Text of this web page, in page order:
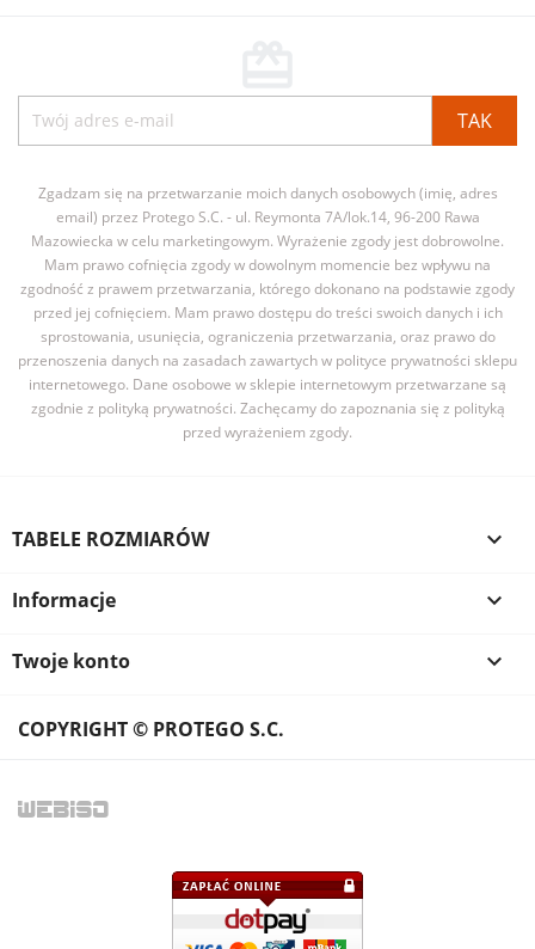
Zgadzam się na przetwarzanie moich danych osobowych (imię, adres
email) przez Protego S.C. - ul. Reymonta 7A/lok.14, 96-200 Rawa
Mazowiecka w celu marketingowym. Wyrażenie zgody jest dobrowolne.
Mam prawo cofnięcia zgody w dowolnym momencie bez wpływu na
zgodność z prawem przetwarzania, którego dokonano na podstawie zgody
przed jej cofnięciem. Mam prawo dostępu do treści swoich danych i ich
sprostowania, usunięcia, ograniczenia przetwarzania, oraz prawo do
przenoszenia danych na zasadach zawartych w polityce prywatności sklepu
internetowego. Dane osobowe w sklepie internetowym przetwarzane są
zgodnie z polityką prywatności. Zachęcamy do zapoznania się z polityką
przed wyrażeniem zgody.
TABELE ROZMIARÓW 
Informacje 
Twoje konto 
COPYRIGHT © PROTEGO S.C.
WEBISO